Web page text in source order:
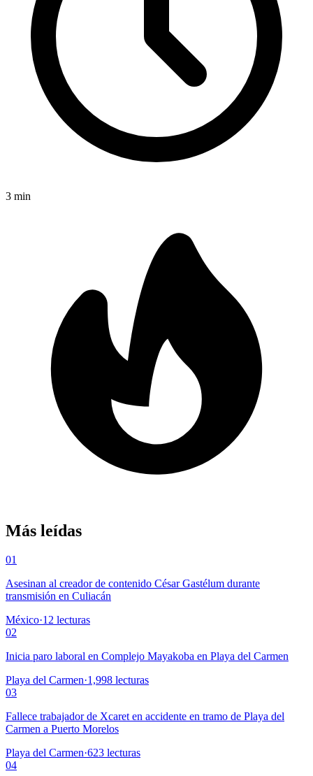
3 min
Más leídas
01
Asesinan al creador de contenido César Gastélum durante
transmisión en Culiacán
México·12 lecturas
02
Inicia paro laboral en Complejo Mayakoba en Playa del Carmen
Playa del Carmen·1,998 lecturas
03
Fallece trabajador de Xcaret en accidente en tramo de Playa del
Carmen a Puerto Morelos
Playa del Carmen·623 lecturas
04